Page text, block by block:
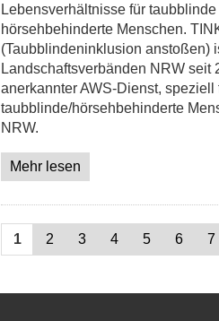
Lebensverhältnisse für taubblinde
hörsehbehinderte Menschen.
(Taubblindeninklusion anstoßen)
Landschaftsverbänden NRW seit
anerkannter AWS-Dienst, speziell
taubblinde/hörsehbehinderte
NRW.
Mehr lesen
Seiten
1 2 3 4 5 6 7